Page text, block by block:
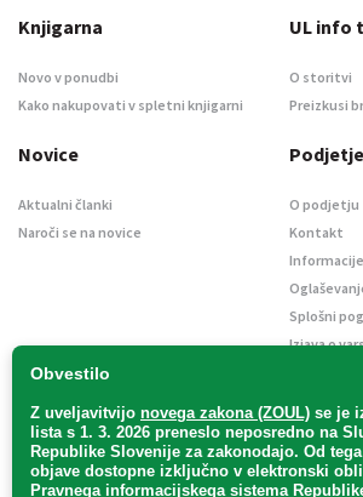
Obvestilo
Z uveljavitvijo novega zakona (ZOUL) se je
lista s 1. 3. 2026 preneslo neposredno na
Republike Slovenije za zakonodajo. Od
objave dostopne izključno v elektronski
Pravnega informacijskega sistema
Knjigarna
Novo v ponudbi
Kako nakupovati v spletni knjigarni
UL info
O storitvi
Preizkusi
Novice
Aktualni članki
Naroči se na novice
Podjetje
O podjetju
Kontakt
Splošni
Izjava o